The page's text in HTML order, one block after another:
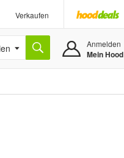
Verkaufen
Anmelden
Mein Hood